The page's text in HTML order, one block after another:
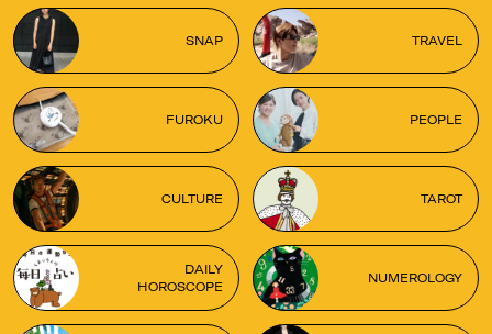
SNAP TRAVEL
FUROKU PEOPLE
CULTURE TAROT
DAILY
HOROSCOPE
NUMEROLOGY